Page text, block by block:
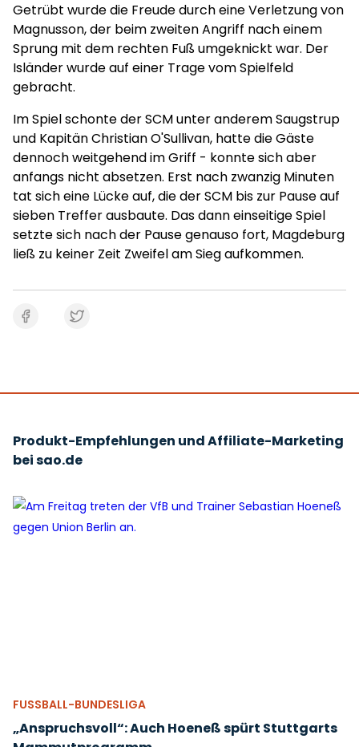
Getrübt wurde die Freude durch eine Verletzung von
Magnusson, der beim zweiten Angriff nach einem
Sprung mit dem rechten Fuß umgeknickt war. Der
Isländer wurde auf einer Trage vom Spielfeld
gebracht.
Im Spiel schonte der SCM unter anderem Saugstrup
und Kapitän Christian O'Sullivan, hatte die Gäste
dennoch weitgehend im Griff - konnte sich aber
anfangs nicht absetzen. Erst nach zwanzig Minuten
tat sich eine Lücke auf, die der SCM bis zur Pause auf
sieben Treffer ausbaute. Das dann einseitige Spiel
setzte sich nach der Pause genauso fort, Magdeburg
ließ zu keiner Zeit Zweifel am Sieg aufkommen.
Produkt-Empfehlungen und Affiliate-Marketing
bei sao.de
FUSSBALL-BUNDESLIGA
„Anspruchsvoll“: Auch Hoeneß spürt Stuttgarts